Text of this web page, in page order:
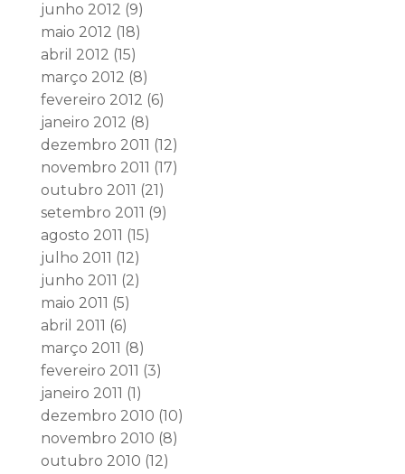
junho 2012 (9)
maio 2012 (18)
abril 2012 (15)
março 2012 (8)
fevereiro 2012 (6)
janeiro 2012 (8)
dezembro 2011 (12)
novembro 2011 (17)
outubro 2011 (21)
setembro 2011 (9)
agosto 2011 (15)
julho 2011 (12)
junho 2011 (2)
maio 2011 (5)
abril 2011 (6)
março 2011 (8)
fevereiro 2011 (3)
janeiro 2011 (1)
dezembro 2010 (10)
novembro 2010 (8)
outubro 2010 (12)